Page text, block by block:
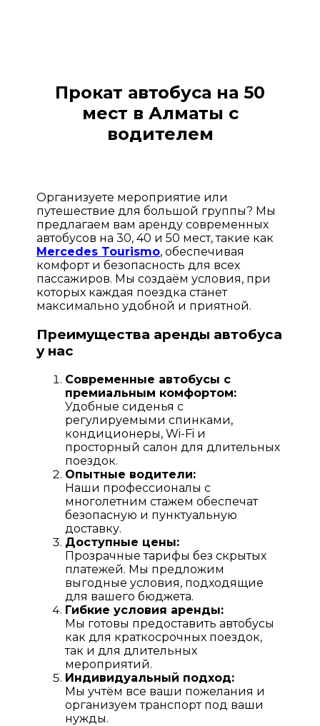
Прокат автобуса на 50
мест в Алматы с
водителем
Организуете мероприятие или
путешествие для большой группы? Мы
предлагаем вам аренду современных
автобусов на 30, 40 и 50 мест, такие как
Mercedes Tourismo, обеспечивая
комфорт и безопасность для всех
пассажиров. Мы создаём условия, при
которых каждая поездка станет
максимально удобной и приятной.
Преимущества аренды автобуса
у нас
Современные автобусы с
премиальным комфортом:
Удобные сиденья с
регулируемыми спинками,
кондиционеры, Wi-Fi и
просторный салон для длительных
поездок.
Опытные водители:
Наши профессионалы с
многолетним стажем обеспечат
безопасную и пунктуальную
доставку.
Доступные цены:
Прозрачные тарифы без скрытых
платежей. Мы предложим
выгодные условия, подходящие
для вашего бюджета.
Гибкие условия аренды:
Мы готовы предоставить автобусы
как для краткосрочных поездок,
так и для длительных
мероприятий.
Индивидуальный подход:
Мы учтём все ваши пожелания и
организуем транспорт под ваши
нужды.